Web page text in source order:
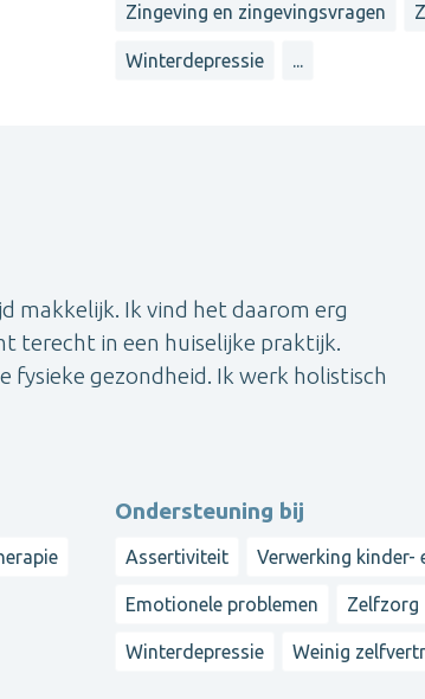
Zingeving en zingevingsvragen
Winterdepressie ...
makkelijk. Ik vind het daarom erg
terecht in een huiselijke praktijk.
fysieke gezondheid. Ik werk holistisch
Ondersteuning bij
Assertiviteit Verwerking kinder-
Emotionele problemen Zelfzorg
Winterdepressie Weinig